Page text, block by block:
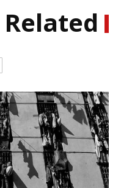
Related